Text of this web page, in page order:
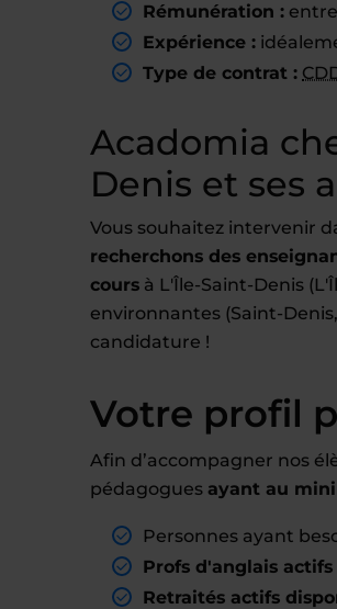
Rémunération :
Expérience :
Type de contrat :
Acadomia
Denis et ses
Vous souhaitez intervenir
recherchons des
cours à L'Île-Saint-Denis
environnantes (Saint-
candidature !
Votre profil
Afin d’accompagner nos
pédagogues ayant au
Personnes ayant
Profs d'anglais
Retraités actifs